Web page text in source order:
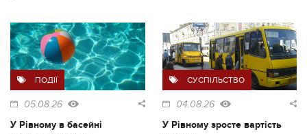
ПОДІЇ
05.08.26
У Рівному в басейні
СУСПІЛЬСТВО
04.08.26
У Рівному зросте вартість